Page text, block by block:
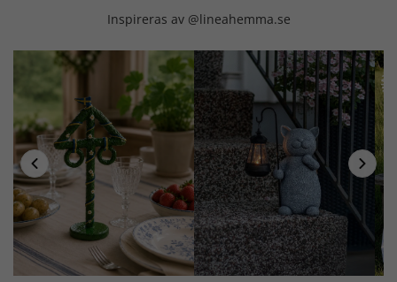
Inspireras av @lineahemma.se